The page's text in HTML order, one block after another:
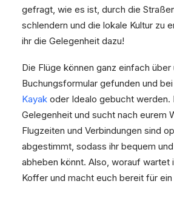
gefragt, wie es ist, durch die
schlendern und die lokale Kultur zu
ihr die Gelegenheit dazu!
Die Flüge können ganz einfach über
Buchungsformular gefunden und
Kayak oder Idealo gebucht werden.
Gelegenheit und sucht nach eurem
Flugzeiten und Verbindungen sind
abgestimmt, sodass ihr bequem
abheben könnt. Also, worauf wartet
Koffer und macht euch bereit für